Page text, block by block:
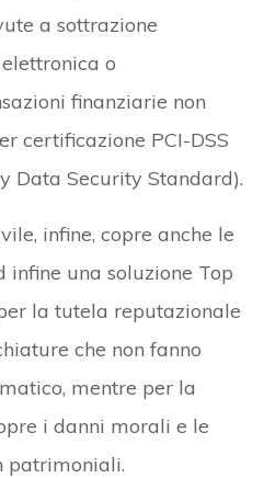
a sottrazione
o
finanziarie non
certificazione PCI-DSS
Data Security Standard).
infine, copre anche le
una soluzione Top
la tutela reputazionale
che non fanno
mentre per la
i danni morali e le
patrimoniali.